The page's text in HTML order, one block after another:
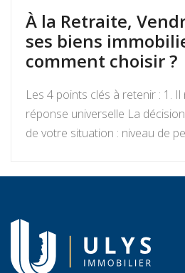
À la Retraite,
ses biens
comment choisir ?
Les 4 points clés à retenir : 1. Il
réponse universelle La
de votre situation : niveau de